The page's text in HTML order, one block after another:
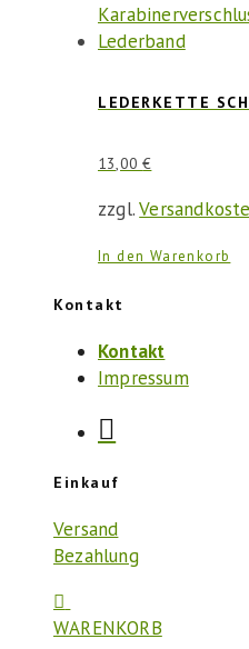
LEDERKETTE
13,00€
zzgl.
In den Warenkorb
Kontakt
Kontakt
Impressum
Einkauf
Versand
Bezahlung
WARENKORB